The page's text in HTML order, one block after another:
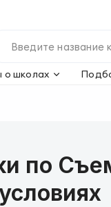
о школах
по